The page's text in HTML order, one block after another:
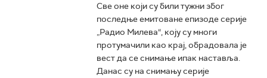
Све оне који су били тужни због
последње емитоване епизоде серије
„Радио Милева“, коју су многи
протумачили као крај, обрадовала је
вест да се снимање ипак наставља.
Данас су на снимању серије